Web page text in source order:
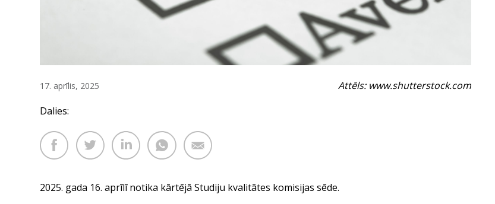
17. aprīlis, 2025
Attēls: www.shutterstock.com
Dalies:
2025. gada 16. aprīlī notika kārtējā Studiju kvalitātes komisijas sēde.